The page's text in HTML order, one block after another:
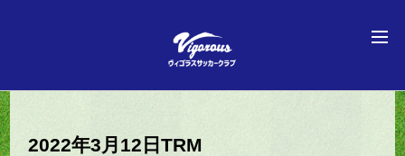
2022年3月12日TRM